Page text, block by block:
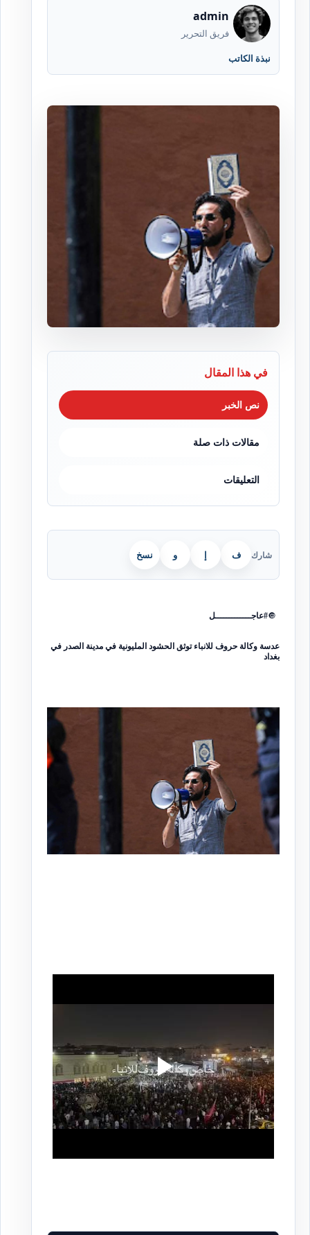
admin
فريق التحرير
نبذة الكاتب
في هذا المقال
نص الخبر
مقالات ذات صلة
التعليقات
شارك ف إ و نسخ
🔘#عاجـــــــــــــل
عدسة وكالة حروف للانباء توثق الحشود المليونية في مدينة الصدر في
بغداد